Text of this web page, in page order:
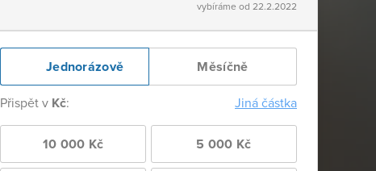
vybíráme od 22.2.2022
Jednorázově Měsíčně
Přispět v Kč: Jiná částka
10 000 Kč 5 000 Kč